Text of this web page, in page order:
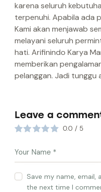
karena seluruh
terpenuhi. Apabila ada
Kami akan menjawab
melayani seluruh
hati. Arifinindo Karya
memberikan
pelanggan. Jadi tunggu
Leave a
0.0 / 5
Save my name,
the next time I